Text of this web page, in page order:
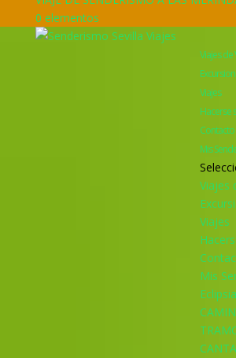
0 elementos
Viajes de
Viajes
Hacerse
Contacto
Mis
Viajes
Viajes
Mis